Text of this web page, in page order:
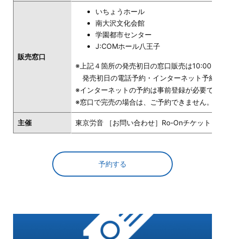
販売窓口
いちょうホール
南大沢文化会館
学園都市センター
J:COMホール八王子
※上記４箇所の発売初日の窓口販売は10:00～
発売初日の電話予約・インターネット予約
※インターネットの予約は事前登録が必要です
※窓口で完売の場合は、ご予約できません。
主催 東京労音 ［お問い合わせ］Ro-Onチケット
予約する